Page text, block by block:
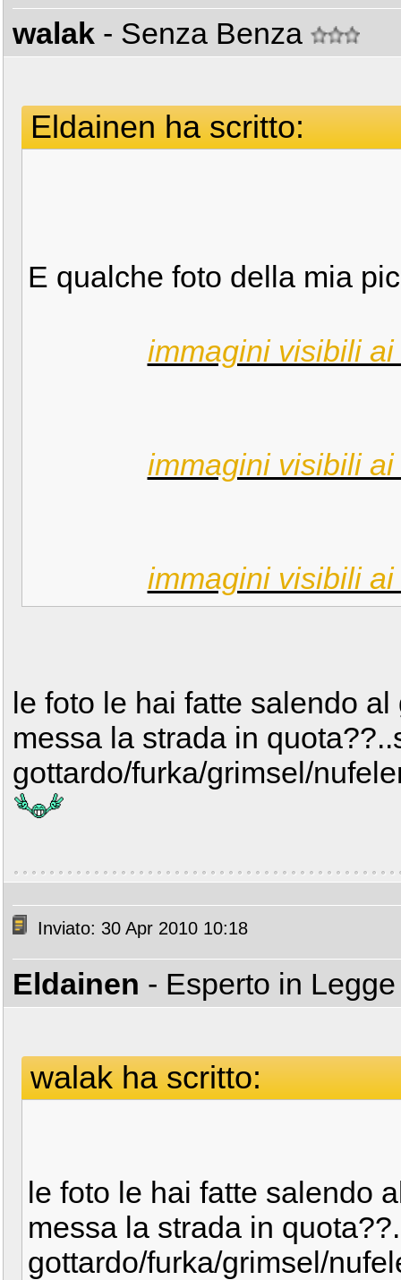
walak - Senza Benza
Eldainen ha scritto:
E qualche foto della mia
immagini visibili
immagini visibili
immagini visibili
le foto le hai fatte salendo
messa la strada in
gottardo/furka/grimsel/
Inviato: 30 Apr 2010 10:18
Eldainen - Esperto in
walak ha scritto:
le foto le hai fatte salendo
messa la strada in
gottardo/furka/grimsel/